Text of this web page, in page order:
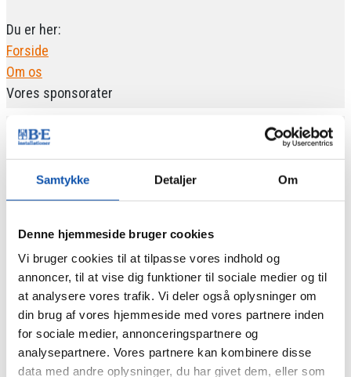
Samtykke Detaljer Om
Denne hjemmeside bruger cookies
Vi bruger cookies til at tilpasse vores indhold og
annoncer, til at vise dig funktioner til sociale medier og til
at analysere vores trafik. Vi deler også oplysninger om
din brug af vores hjemmeside med vores partnere inden
for sociale medier, annonceringspartnere og
analysepartnere. Vores partnere kan kombinere disse
data med andre oplysninger, du har givet dem, eller som
Du er her:
Forside
Om os
Vores sponsorater
Vi bakker især op om sport og
kultur
Det er forskelligt fra år til år hvem og hvad, vi støtter
økonomisk. Men som udgangspunkt ønsker vi at fordele
pengene retfærdigt – sådan lidt Robin-Hood-agtigt.
Vi ser gerne, at det skal give mening og komme flest
muligt til gode. Derfor støtter vi overvejende sport og
kultur. I mindre lokalsamfund er sportsklubber, idræts- og